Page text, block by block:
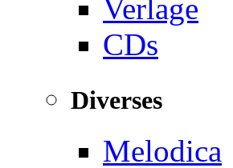
Verlage
CDs
Diverses
Melodica